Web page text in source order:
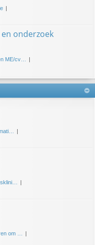
onderzoek
ME/cv…
om …